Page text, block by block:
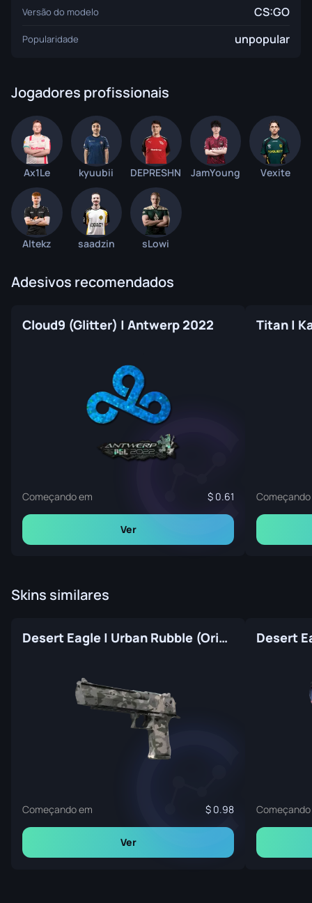
Versão do modelo CS:GO
Popularidade unpopular
Jogadores profissionais
Ax1Le kyuubii DEPRESHN JamYoung Vexite
Altekz saadzin sLowi
Adesivos recomendados
Cloud9 (Glitter) | Antwerp 2022
Começando em 0.61
Ver
Titan |
Skins similares
Desert Eagle | Urban Rubble (Original de Fábrica)
Começando em 0.98
Ver